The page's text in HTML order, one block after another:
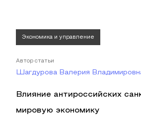
Экономика и управление
Автор статьи
Шагдурова Валерия
Влияние антироссийских
мировую экономику